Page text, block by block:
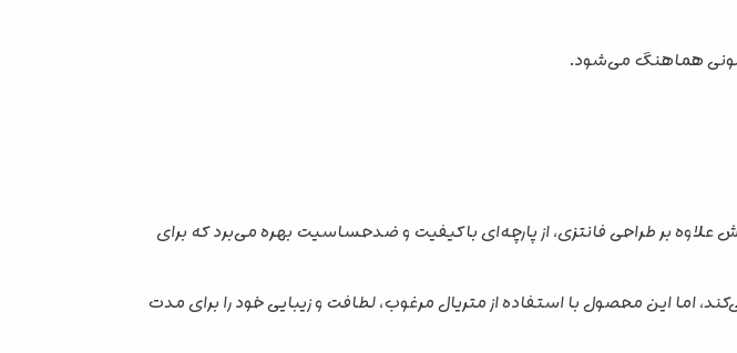
هماهنگ می‌شود.
علاوه بر طراحی فانتزی، از پارچه‌ای باکیفیت و ضدحساسیت بهره می‌برد که برای
این محصول با استفاده از متریال مرغوب، لطافت و زیبایی خود را برای مدت